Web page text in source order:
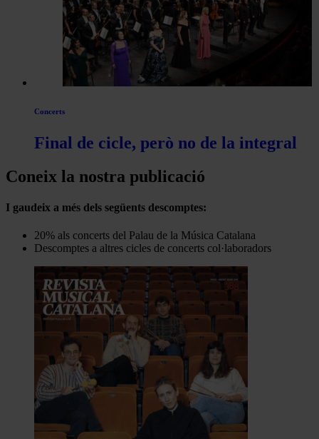
Concerts
Final de cicle, però no de la integral
Coneix la nostra publicació
I gaudeix a més dels següents descomptes:
20% als concerts del Palau de la Música Catalana
Descomptes a altres cicles de concerts col·laboradors